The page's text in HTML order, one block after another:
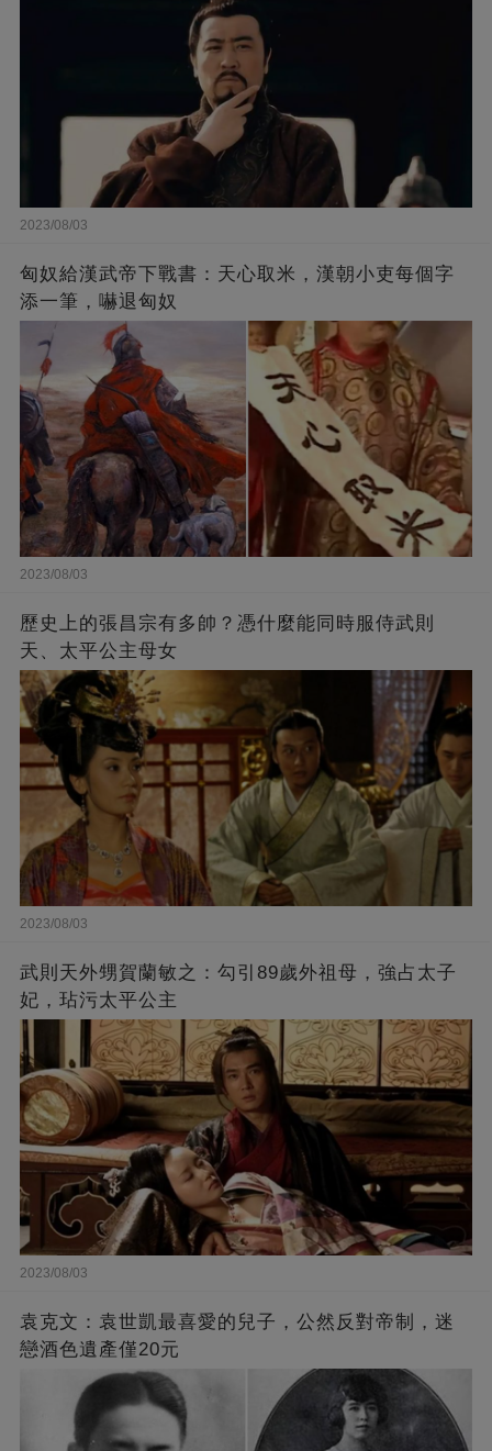
2023/08/03
匈奴給漢武帝下戰書：天心取米，漢朝小吏每個字
添一筆，嚇退匈奴
2023/08/03
歷史上的張昌宗有多帥？憑什麼能同時服侍武則
天、太平公主母女
2023/08/03
武則天外甥賀蘭敏之：勾引89歲外祖母，強占太子
妃，玷污太平公主
2023/08/03
袁克文：袁世凱最喜愛的兒子，公然反對帝制，迷
戀酒色遺產僅20元